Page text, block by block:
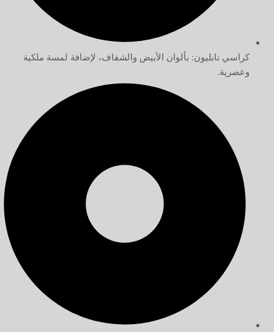
كراسي نابليون: بألوان الأبيض والشفاف، لإضافة لمسة ملكية
وعصرية.